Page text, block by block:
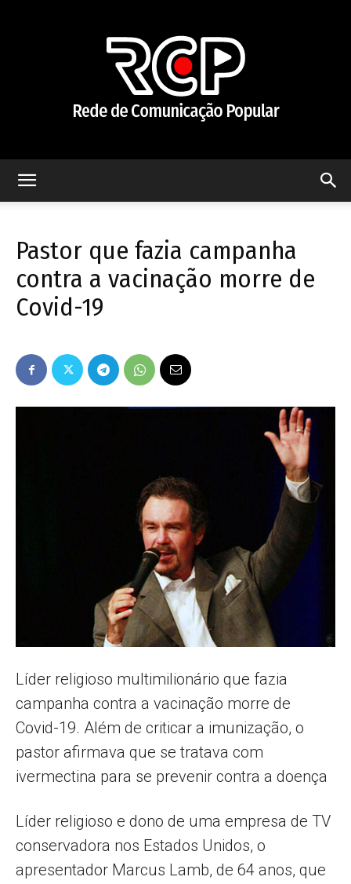
Popular
–
AL
Pastor que fazia campanha
contra a vacinação morre de
Covid-19
Líder religioso multimilionário que fazia
campanha contra a vacinação morre de
Covid-19. Além de criticar a imunização, o
pastor afirmava que se tratava com
ivermectina para se prevenir contra a doença
Líder religioso e dono de uma empresa de TV
conservadora nos Estados Unidos, o
apresentador Marcus Lamb, de 64 anos, que